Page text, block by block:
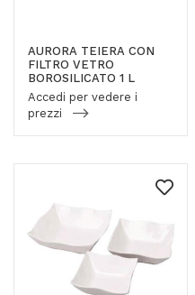
AURORA TEIERA CON
FILTRO VETRO
BOROSILICATO 1 L
Accedi per vedere i
prezzi